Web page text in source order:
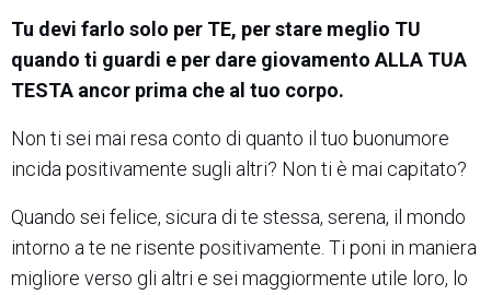
Tu devi farlo solo per TE, per stare meglio TU
quando ti guardi e per dare giovamento ALLA TUA
TESTA ancor prima che al tuo corpo.
Non ti sei mai resa conto di quanto il tuo buonumore
incida positivamente sugli altri? Non ti è mai capitato?
Quando sei felice, sicura di te stessa, serena, il mondo
intorno a te ne risente positivamente. Ti poni in maniera
migliore verso gli altri e sei maggiormente utile loro, lo